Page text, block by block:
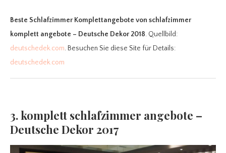
Beste Schlafzimmer Komplettangebote von schlafzimmer
komplett angebote – Deutsche Dekor 2018. Quellbild:
deutschedek.com. Besuchen Sie diese Site für Details:
deutschedek.com
3. komplett schlafzimmer angebote –
Deutsche Dekor 2017